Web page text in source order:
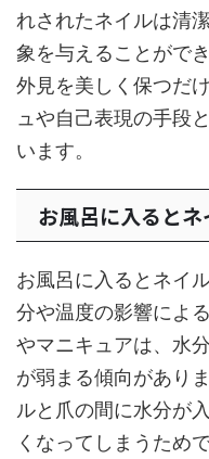
れされたネイルは清
象を与えることがで
外見を美しく保つだ
ュや自己表現の手段
います。
お風呂に入ると
お風呂に入るとネイ
分や温度の影響によ
やマニキュアは、水
が弱まる傾向があり
ルと爪の間に水分が
くなってしまうためで